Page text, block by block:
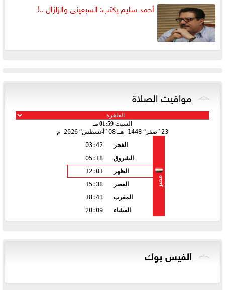
أحمد سليم يكتب: السبعينى والزلزال ..!
مواقيت الصلاة
السبت 01:59 مـ
23
صفر 1448 هـ 08 أغسطس 2026 م
مصر
الفجر
03:42
الشروق
05:18
الظهر
12:01
العصر
15:38
المغرب
18:43
العشاء
20:09
الفيس بوك